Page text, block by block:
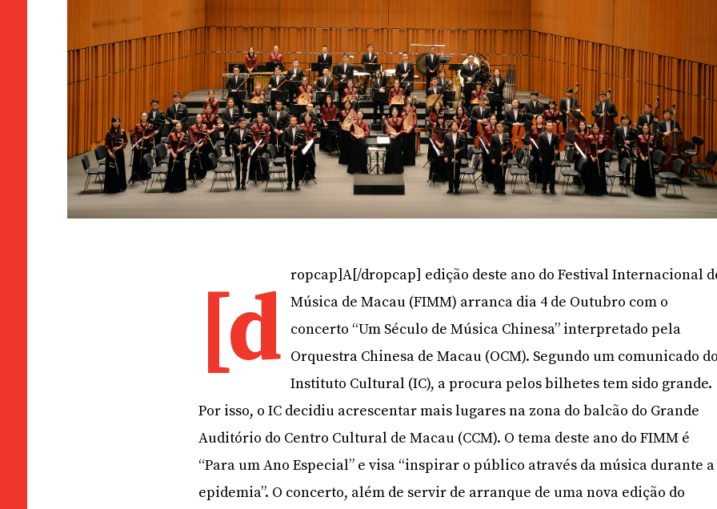
[d ropcap]A[/dropcap] edição deste ano do Festival Internacional
Música de Macau (FIMM) arranca dia 4 de Outubro com o
concerto “Um Século de Música Chinesa” interpretado pela
Orquestra Chinesa de Macau (OCM). Segundo um comunicado
Instituto Cultural (IC), a procura pelos bilhetes tem sido grande.
Por isso, o IC decidiu acrescentar mais lugares na zona do balcão do Grande
Auditório do Centro Cultural de Macau (CCM). O tema deste ano do FIMM é
“Para um Ano Especial” e visa “inspirar o público através da música durante a
epidemia”. O concerto, além de servir de arranque de uma nova edição do